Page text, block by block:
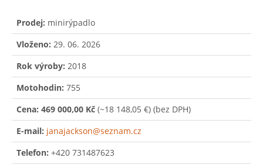
Prodej: minirýpadlo
Vloženo: 29. 06. 2026
Rok výroby: 2018
Motohodin: 755
Cena: 469 000,00 Kč (~18 148,05 €) (bez DPH)
E-mail: janajackson@seznam.cz
Telefon: +420 731487623